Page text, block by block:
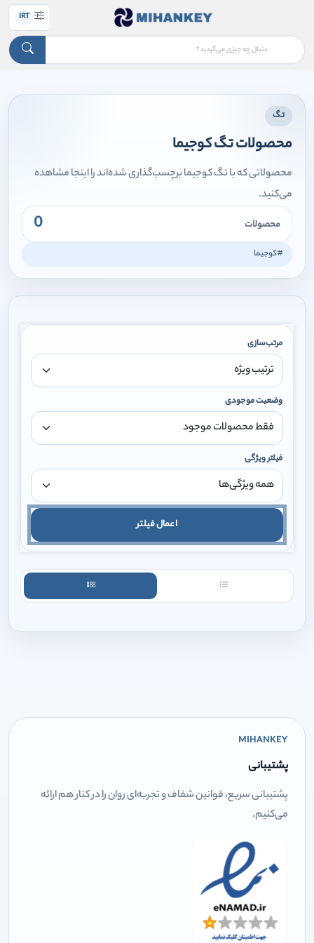
IRT
تگ
محصولات تگ کوجیما
محصولاتی که با تگ کوجیما برچسب‌گذاری شده‌اند را اینجا مشاهده
می‌کنید.
محصولات 0
#کوجیما
مرتب‌سازی
وضعیت موجودی
فیلتر ویژگی
اعمال فیلتر
MIHANKEY
پشتیبانی
پشتیبانی سریع، قوانین شفاف و تجربه‌ای روان را در کنار هم ارائه
می‌کنیم.